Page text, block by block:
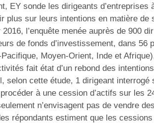
EY sonde les dirigeants d’entreprises
plus sur leurs intentions en matière de
2016, l’enquête menée auprès de 900
de fonds d’investissement, dans 56
Moyen-Orient, Inde et
fait état d’un rebond des
selon cette étude, 1 dirigeant interrogé
procéder à une cession d’actifs sur les
n’envisagent pas de vendre
répondants estiment que les cessions